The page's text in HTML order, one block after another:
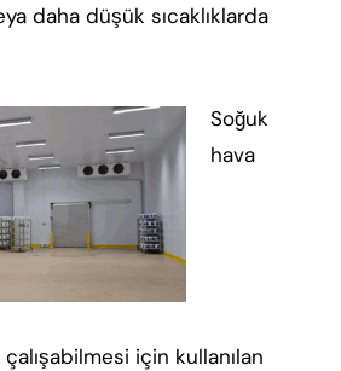
daha düşük sıcaklıklarda
Soğuk
hava
için kullanılan